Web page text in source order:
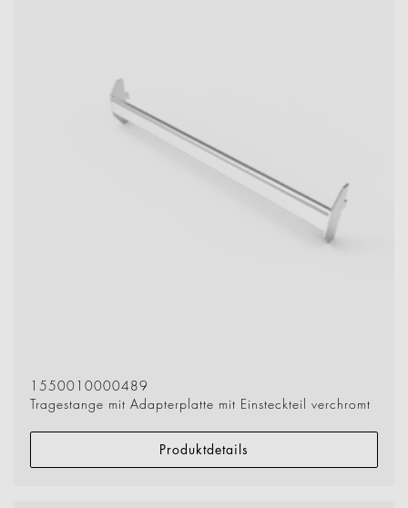
1550010000489
Tragestange mit Adapterplatte mit Einsteckteil verchromt
Produktdetails